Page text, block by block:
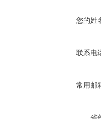
您的姓
联系电
常用邮